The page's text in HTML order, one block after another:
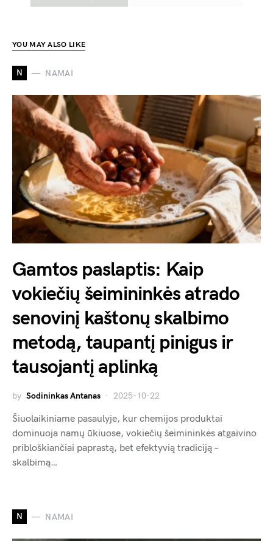
YOU MAY ALSO LIKE
N NAMAI
Gamtos paslaptis: Kaip
vokiečių šeimininkės atrado
senovinį kaštonų skalbimo
metodą, taupantį pinigus ir
tausojantį aplinką
by Sodininkas Antanas 2025-10-22
Šiuolaikiniame pasaulyje, kur chemijos produktai
dominuoja namų ūkiuose, vokiečių šeimininkės atgaivino
pribloškiančiai paprastą, bet efektyvią tradiciją –
skalbimą…
N NAMAI